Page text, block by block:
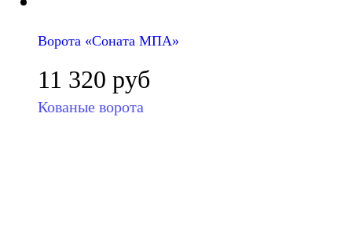
Ворота «Соната МПА»
11 320 руб
Кованые ворота